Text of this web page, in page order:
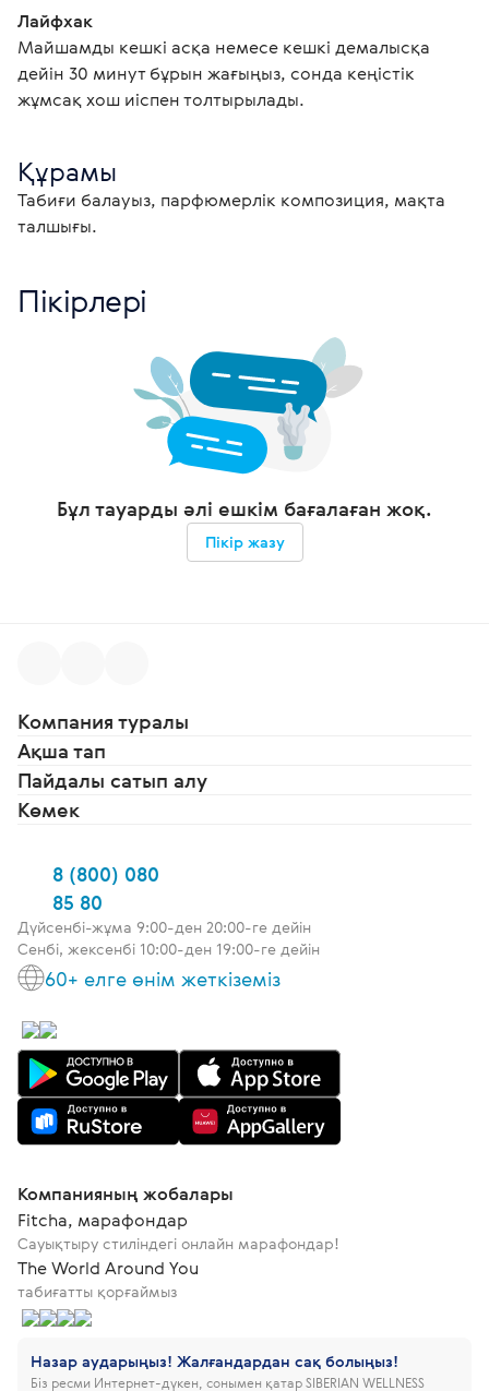
Лайфхак
Майшамды кешкі асқа немесе кешкі демалысқа
дейін 30 минут бұрын жағыңыз, сонда кеңістік
жұмсақ хош иіспен толтырылады.
Құрамы
Табиғи балауыз, парфюмерлік композиция, мақта
талшығы.
Пікірлері
Бұл тауарды әлі ешкім бағалаған жоқ.
Пікір жазу
Компания туралы
Ақша тап
Пайдалы сатып алу
Көмек
8 (800) 080
85 80
Дүйсенбі-жұма 9:00-ден 20:00-ге дейін
Сенбі, жексенбі 10:00-ден 19:00-ге дейін
60+ елге өнім жеткіземіз
Компанияның жобалары
Fitcha, марафондар
Сауықтыру стиліндегі онлайн марафондар!
The World Around You
табиғатты қорғаймыз
Назар аударыңыз! Жалғандардан сақ болыңыз!
Біз ресми Интернет-дүкен, сонымен қатар SIBERIAN WELLNESS